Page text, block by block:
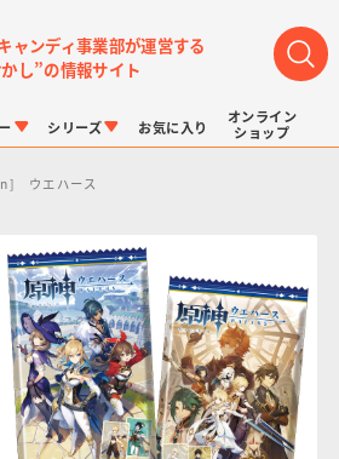
ャンディ事業部が運営する
し”の情報サイト
プリキュアシリーズ ドラゴンボール
シリーズ
チョコサプ ポケモンキッズ
お気に入り
オンライン
ショップ
ウエハース